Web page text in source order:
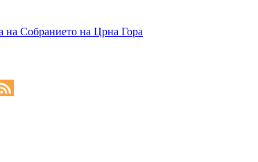
на Собранието на Црна Гора